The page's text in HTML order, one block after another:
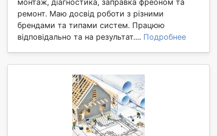
монтаж, діагностика, заправка фреоном та
ремонт. Маю досвід роботи з різними
брендами та типами систем. Працюю
відповідально та на результат.... Подробнее